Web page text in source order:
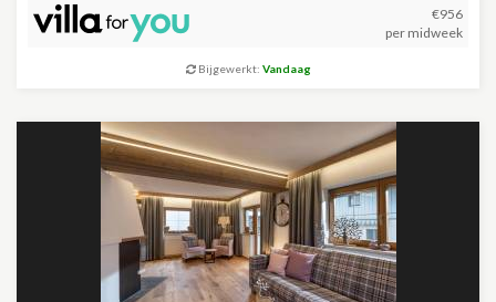
€956
per midweek
Bijgewerkt: Vandaag